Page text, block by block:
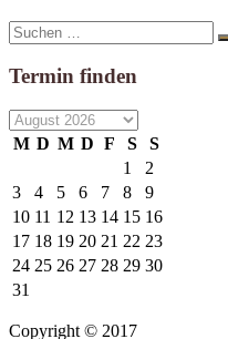
Suche
nach:
Termin finden
M D M D F S
S
1
2
3
4 5 6 7 8
9
10 11 12 13 14 15 16
17 18 19 20 21 22 23
24 25 26 27 28 29 30
31
Copyright © 2017